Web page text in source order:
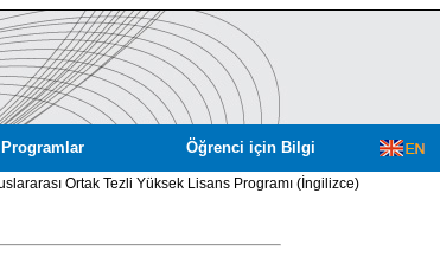
Öğrenci için Bilgi
Ortak Tezli Yüksek Lisans Programı (İngilizce)